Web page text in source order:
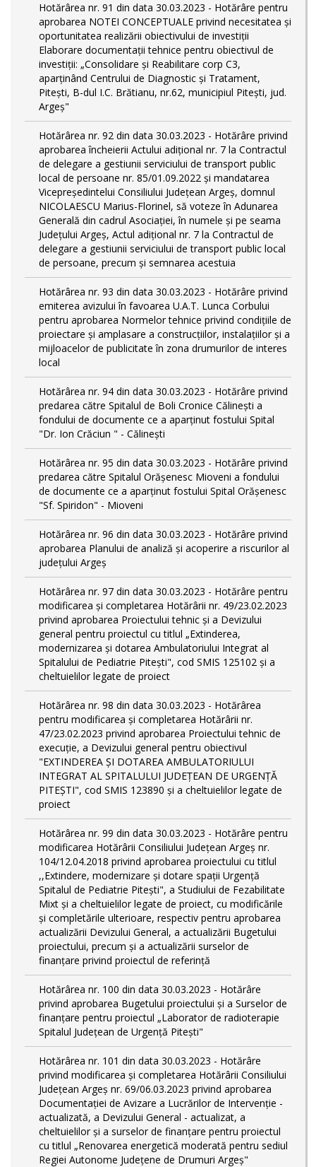
Hotărârea nr. 91 din data 30.03.2023 - Hotărâre pentru
aprobarea NOTEI CONCEPTUALE privind necesitatea și
oportunitatea realizării obiectivului de investiții
Elaborare documentații tehnice pentru obiectivul de
investiţii: „Consolidare și Reabilitare corp C3,
aparținând Centrului de Diagnostic și Tratament,
Pitești, B-dul I.C. Brătianu, nr.62, municipiul Pitești, jud.
Argeș"
Hotărârea nr. 92 din data 30.03.2023 - Hotărâre privind
aprobarea încheierii Actului adițional nr. 7 la Contractul
de delegare a gestiunii serviciului de transport public
local de persoane nr. 85/01.09.2022 și mandatarea
Vicepreședintelui Consiliului Județean Argeș, domnul
NICOLAESCU Marius-Florinel, să voteze în Adunarea
Generală din cadrul Asociației, în numele și pe seama
Județului Argeș, Actul adițional nr. 7 la Contractul de
delegare a gestiunii serviciului de transport public local
de persoane, precum și semnarea acestuia
Hotărârea nr. 93 din data 30.03.2023 - Hotărâre privind
emiterea avizului în favoarea U.A.T. Lunca Corbului
pentru aprobarea Normelor tehnice privind condiţiile de
proiectare şi amplasare a construcţiilor, instalaţiilor şi a
mijloacelor de publicitate în zona drumurilor de interes
local
Hotărârea nr. 94 din data 30.03.2023 - Hotărâre privind
predarea către Spitalul de Boli Cronice Călinești a
fondului de documente ce a aparținut fostului Spital
"Dr. Ion Crăciun " - Călinești
Hotărârea nr. 95 din data 30.03.2023 - Hotărâre privind
predarea către Spitalul Orășenesc Mioveni a fondului
de documente ce a aparținut fostului Spital Orășenesc
"Sf. Spiridon" - Mioveni
Hotărârea nr. 96 din data 30.03.2023 - Hotărâre privind
aprobarea Planului de analiză și acoperire a riscurilor al
județului Argeș
Hotărârea nr. 97 din data 30.03.2023 - Hotărâre pentru
modificarea și completarea Hotărârii nr. 49/23.02.2023
privind aprobarea Proiectului tehnic și a Devizului
general pentru proiectul cu titlul „Extinderea,
modernizarea și dotarea Ambulatoriului Integrat al
Spitalului de Pediatrie Pitești", cod SMIS 125102 și a
cheltuielilor legate de proiect
Hotărârea nr. 98 din data 30.03.2023 - Hotărârea
pentru modificarea și completarea Hotărârii nr.
47/23.02.2023 privind aprobarea Proiectului tehnic de
execuție, a Devizului general pentru obiectivul
"EXTINDEREA ȘI DOTAREA AMBULATORIULUI
INTEGRAT AL SPITALULUI JUDEȚEAN DE URGENȚĂ
PITEȘTI", cod SMIS 123890 și a cheltuielilor legate de
proiect
Hotărârea nr. 99 din data 30.03.2023 - Hotărâre pentru
modificarea Hotărârii Consiliului Județean Argeș nr.
104/12.04.2018 privind aprobarea proiectului cu titlul
,,Extindere, modernizare și dotare spații Urgență
Spitalul de Pediatrie Pitești", a Studiului de Fezabilitate
Mixt și a cheltuielilor legate de proiect, cu modificările
și completările ulterioare, respectiv pentru aprobarea
actualizării Devizului General, a actualizării Bugetului
proiectului, precum și a actualizării surselor de
finanțare privind proiectul de referință
Hotărârea nr. 100 din data 30.03.2023 - Hotărâre
privind aprobarea Bugetului proiectului și a Surselor de
finanțare pentru proiectul „Laborator de radioterapie
Spitalul Județean de Urgență Pitești"
Hotărârea nr. 101 din data 30.03.2023 - Hotărâre
privind modificarea și completarea Hotărârii Consiliului
Județean Argeș nr. 69/06.03.2023 privind aprobarea
Documentației de Avizare a Lucrărilor de Intervenție -
actualizată, a Devizului General - actualizat, a
cheltuielilor și a surselor de finanțare pentru proiectul
cu titlul „Renovarea energetică moderată pentru sediul
Regiei Autonome Județene de Drumuri Argeș"